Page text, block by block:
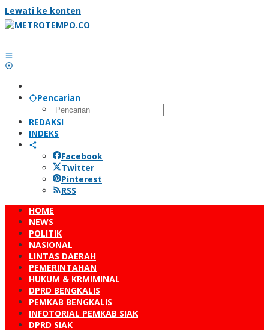
Lewati ke konten
Pencarian
REDAKSI
INDEKS
Facebook
Twitter
Pinterest
RSS
HOME
NEWS
POLITIK
NASIONAL
LINTAS DAERAH
PEMERINTAHAN
HUKUM & KRMIMINAL
DPRD BENGKALIS
PEMKAB BENGKALIS
INFOTORIAL PEMKAB SIAK
DPRD SIAK